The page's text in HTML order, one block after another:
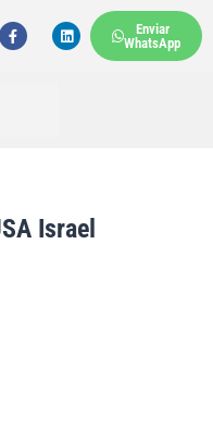
Enviar
WhatsApp
Israel